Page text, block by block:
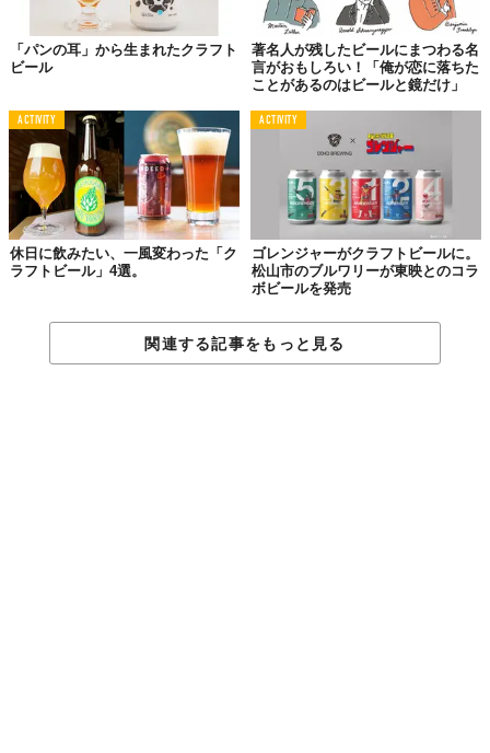
原料となる麦やホップは植物。同じ種類を仕入れていても、その
時の出来によって味や香りは微妙に変わります。品質を保つの
は、機械ではなく「人」。
「パンの耳」から生まれたクラフト
ビール
著名人が残したビールにまつわる名
言がおもしろい！「俺が恋に落ちた
ことがあるのはビールと鏡だけ」
ACTIVITY
休日に飲みたい、一風変わった「ク
ラフトビール」4選。
ACTIVITY
ゴレンジャーがクラフトビールに。
松山市のブルワリーが東映とのコラ
ボビールを発売
関連する記事をもっと見る